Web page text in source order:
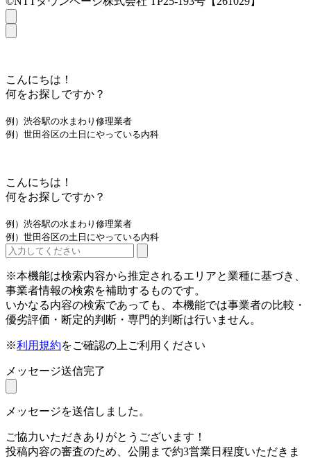
こんにちは！
何をお探しですか？
例）渋谷駅の水まわり修理業者
例）世田谷区の土日にやっている内科
こんにちは！
何をお探しですか？
例）渋谷駅の水まわり修理業者
例）世田谷区の土日にやっている内科
※本機能は検索内容から推定されるエリアと業種に基づき、
事業者情報の検索を補助するものです。
いかなる内容の検索であっても、本機能では事業者の比較・
優劣評価・断定的判断・専門的判断は行いません。
※利用規約をご確認の上ご利用ください
メッセージ送信完了
メッセージを送信しました。
ご協力いただきありがとうございます！
投稿内容の審査のため、公開まで約3営業日程度いただきま